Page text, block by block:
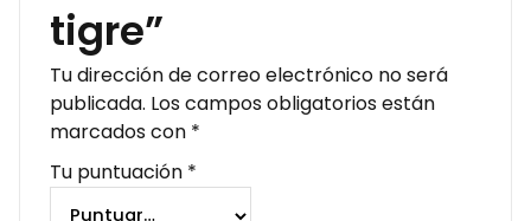
tigre”
Tu dirección de correo electrónico no será
publicada. Los campos obligatorios están
marcados con *
Tu puntuación *